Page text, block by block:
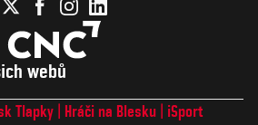
webů
Tlapky Hráči na Blesku
iSport